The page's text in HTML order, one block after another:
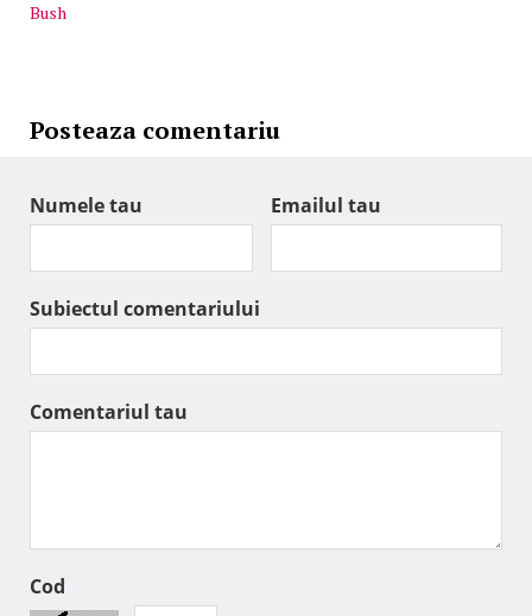
Bush
Posteaza comentariu
Numele tau Emailul tau
Subiectul comentariului
Comentariul tau
Cod